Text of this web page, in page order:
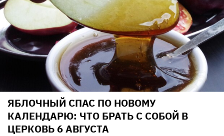
ЯБЛОЧНЫЙ СПАС ПО НОВОМУ
КАЛЕНДАРЮ: ЧТО БРАТЬ С СОБОЙ В
ЦЕРКОВЬ 6 АВГУСТА